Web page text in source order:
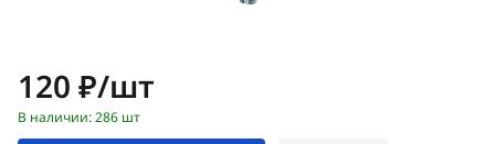
Цена:
120 ₽/шт
В наличии: 286 шт